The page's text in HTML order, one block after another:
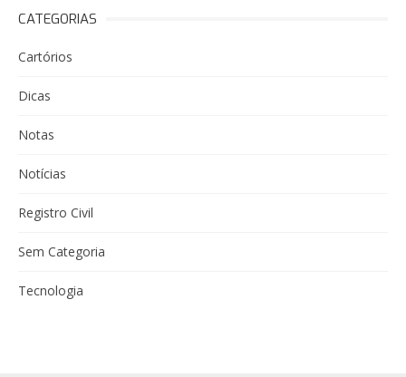
CATEGORIAS
Cartórios
Dicas
Notas
Notícias
Registro Civil
Sem Categoria
Tecnologia